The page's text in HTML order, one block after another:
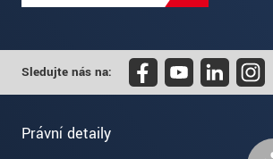
Sledujte nás na:
Právní detaily